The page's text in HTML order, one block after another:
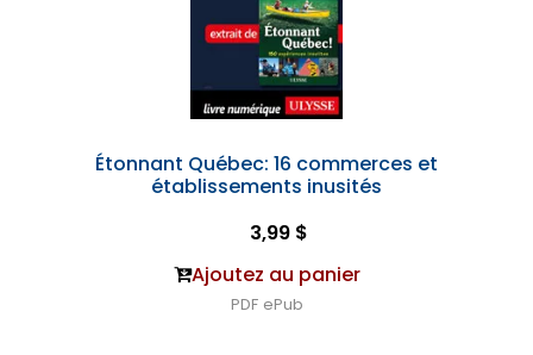
Étonnant Québec: 16 commerces et
établissements inusités
3,99 $
Ajoutez au panier
PDF ePub